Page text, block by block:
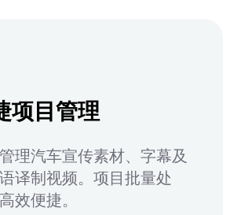
项目管理
理汽车宣传素材、字幕及
译制视频。项目批量处
效便捷。